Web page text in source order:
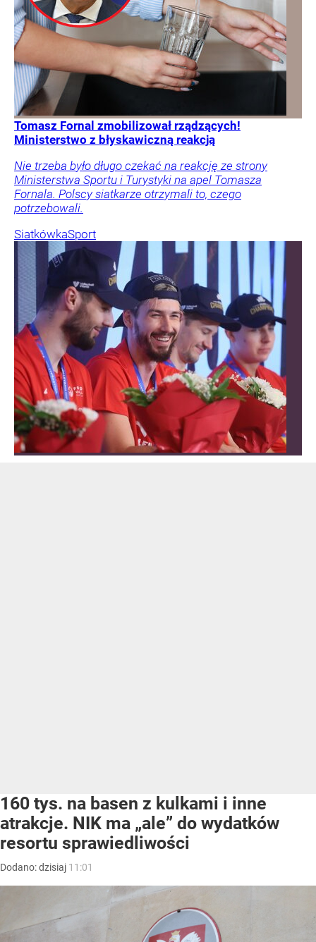
Tomasz Fornal zmobilizował rządzących!
Ministerstwo z błyskawiczną reakcją
Nie trzeba było długo czekać na reakcję ze strony
Ministerstwa Sportu i Turystyki na apel Tomasza
Fornala. Polscy siatkarze otrzymali to, czego
potrzebowali.
SiatkówkaSport
160 tys. na basen z kulkami i inne
atrakcje. NIK ma „ale” do wydatków
resortu sprawiedliwości
Dodano:dzisiaj 11:01